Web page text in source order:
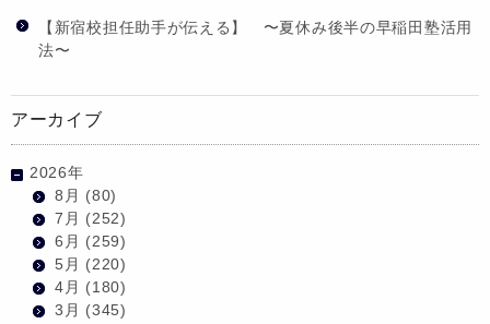
【新宿校担任助手が伝える】 〜夏休み後半の早稲田塾活用
法〜
アーカイブ
2026年
8月 (80)
7月 (252)
6月 (259)
5月 (220)
4月 (180)
3月 (345)